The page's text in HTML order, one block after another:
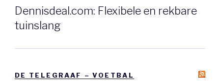
Dennisdeal.com: Flexibele en rekbare
tuinslang
DE TELEGRAAF – VOETBAL